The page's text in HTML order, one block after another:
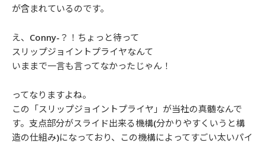
が含まれているのです。
え、Conny-？！ちょっと待って
スリップジョイントプライヤなんて
いままで一言も言ってなかったじゃん！
ってなりますよね。
この「スリップジョイントプライヤ」が当社の真髄なんで
す。支点部分がスライド出来る機構(分かりやすくいうと構
造の仕組み)になっており、この機構によってすごい太いパイ